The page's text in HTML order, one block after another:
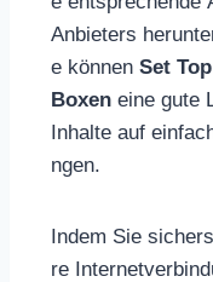
Anbieters
e können Set Top
Boxen eine gute
Inhalte auf
ngen.
Indem Sie
re